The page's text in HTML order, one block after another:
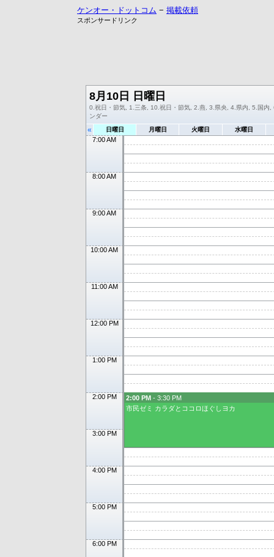
ケンオー・ドットコム − 掲載依頼
スポンサードリンク
8月10日 日曜日
0.祝日・節気, 1.三条, 10.祝日・節気, 2.燕, 3.県央, 4.県内, 5.国内,
ンダー
« 日曜日 月曜日 火曜日 水曜日
7:00 AM
8:00 AM
9:00 AM
10:00 AM
11:00 AM
12:00 PM
1:00 PM
2:00 PM 2:00 PM - 3:30 PM
市民ゼミ カラダとココロほぐしヨカ
3:00 PM
4:00 PM
5:00 PM
6:00 PM